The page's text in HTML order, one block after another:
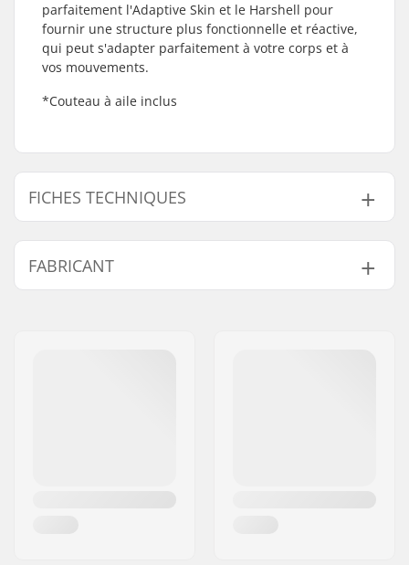
parfaitement l'Adaptive Skin et le Harshell pour
fournir une structure plus fonctionnelle et réactive,
qui peut s'adapter parfaitement à votre corps et à
vos mouvements.
*Couteau à aile inclus
FICHES TECHNIQUES
Type de harnais:
Taille
Spreader bar:
Sexe:
Unisex
FABRICANT